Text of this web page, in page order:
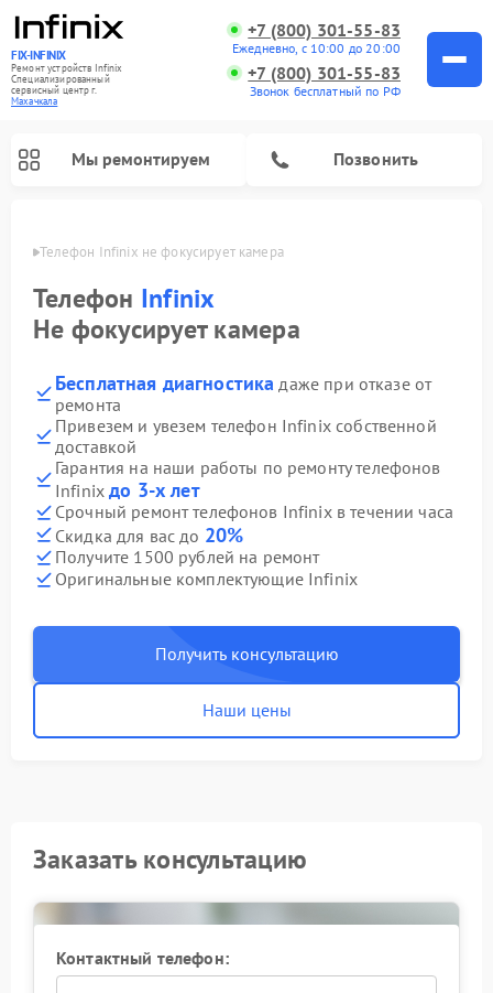
FIX-INFINIX
Ремонт устройств Infinix
Специализированный
cервисный центр г.
Махачкала
+7 (800) 301-55-83
Ежедневно, с 10:00 до 20:00
+7 (800) 301-55-83
Звонок бесплатный по РФ
Мы ремонтируем Позвонить
Телефон Infinix не фокусирует камера
Телефон Infinix
Не фокусирует камера
Бесплатная диагностика даже при отказе от
ремонта
Привезем и увезем телефон Infinix собственной
доставкой
Гарантия на наши работы по ремонту телефонов
Infinixдо 3-х лет
Срочный ремонт телефонов Infinix в течении часа
Скидка для вас до 20%
Получите 1500 рублей на ремонт
Оригинальные комплектующие Infinix
Получить консультацию
Наши цены
Заказать консультацию
Контактный телефон: